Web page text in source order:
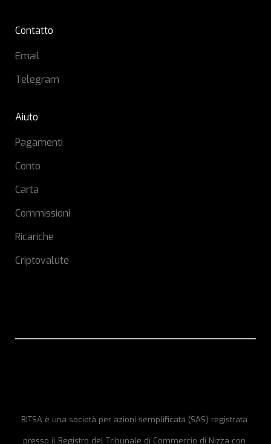
Contatto
Email
Telegram
Aiuto
Pagamenti
Conto
Carta
Commissioni
Ricariche
Criptovalute
BITSA è una società per azioni semplificata (SAS) registrata
presso il Registro del Tribunale di Commercio di Nizza con